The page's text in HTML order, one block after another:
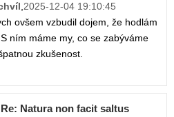
,2025-12-04 19:10:45
ovšem vzbudil dojem, že hodlám
ním máme my, co se zabýváme
zkušenost.
Natura non facit saltus